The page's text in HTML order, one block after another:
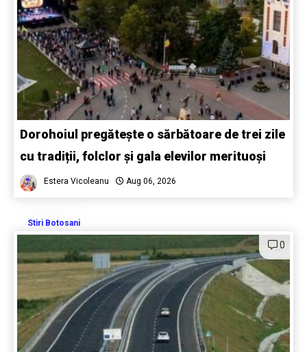
Dorohoiul pregătește o sărbătoare de trei zile
cu tradiții, folclor și gala elevilor merituoși
Estera Vicoleanu Aug 06, 2026
Stiri Botosani
0